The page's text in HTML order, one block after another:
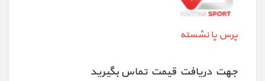
پرس پا نشسته
جهت دريافت قيمت تماس بگيريد